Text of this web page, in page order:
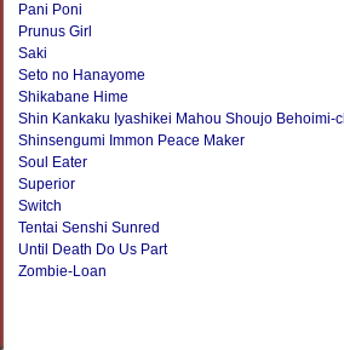
Pani Poni
Prunus Girl
Saki
Seto no Hanayome
Shikabane Hime
Shin Kankaku Iyashikei Mahou Shoujo Behoimi-
Shinsengumi Immon Peace Maker
Soul Eater
Superior
Switch
Tentai Senshi Sunred
Until Death Do Us Part
Zombie-Loan